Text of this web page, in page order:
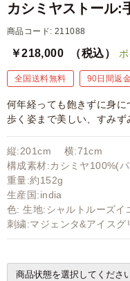
カシミヤストール:
商品コード: 211088
￥218,000 （税込）
全国送料無料 90日間返
何年経っても飽きずに身に
歩く姿まで美しい、すみず
縦:201cm 横:71cm
構成素材:カシミヤ100%(
重量:約152g
生産国:india
色: 生地:シャルトルーズイ
刺繍:マジェンタ&アイスグ